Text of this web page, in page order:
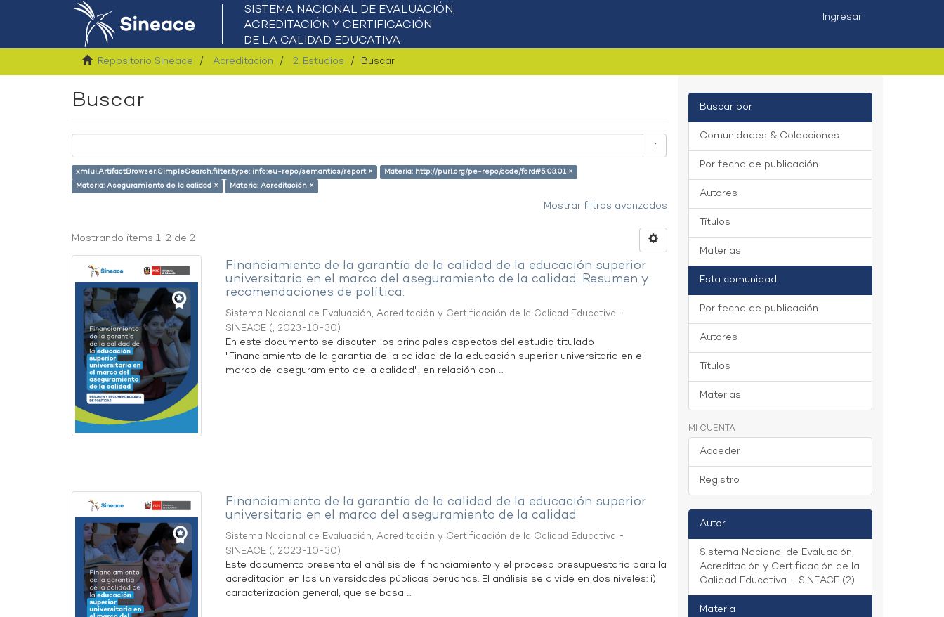
Ingresar
Repositorio Sineace Acreditación 2. Estudios Buscar
Buscar
Ir
xmlui.ArtifactBrowser.SimpleSearch.filter.type: info:eu-repo/semantics/report ×
Materia: http://purl.org/pe-repo/ocde/ford#5.03.01 ×
Materia: Aseguramiento de la calidad ×
Materia: Acreditación ×
Mostrar filtros avanzados
Mostrando ítems 1-2 de 2
Financiamiento de la garantía de la calidad de la educación superior
universitaria en el marco del aseguramiento de la calidad. Resumen y
recomendaciones de política.
Sistema Nacional de Evaluación, Acreditación y Certificación de la Calidad Educativa -
SINEACE (, 2023-10-30)
En este documento se discuten los principales aspectos del estudio titulado
"Financiamiento de la garantía de la calidad de la educación superior universitaria en el
marco del aseguramiento de la calidad", en relación con ...
Financiamiento de la garantía de la calidad de la educación superior
universitaria en el marco del aseguramiento de la calidad
Sistema Nacional de Evaluación, Acreditación y Certificación de la Calidad Educativa -
SINEACE (, 2023-10-30)
Este documento presenta el análisis del financiamiento y el proceso presupuestario para la
acreditación en las universidades públicas peruanas. El análisis se divide en dos niveles: i)
caracterización general, que se basa ...
Buscar por
Comunidades & Colecciones
Por fecha de publicación
Autores
Títulos
Materias
Esta comunidad
Por fecha de publicación
Autores
Títulos
Materias
MI CUENTA
Acceder
Registro
Autor
Sistema Nacional de Evaluación,
Acreditación y Certificación de la
Calidad Educativa - SINEACE (2)
Materia